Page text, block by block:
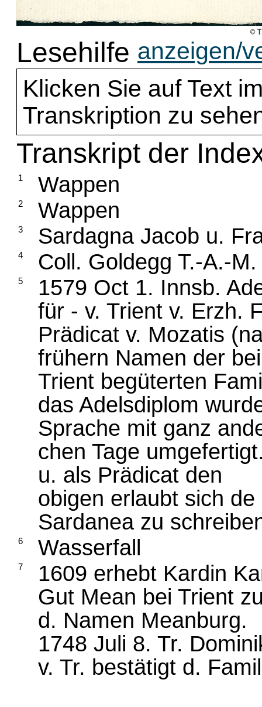
Lesehilfe anzeigen/
Klicken Sie auf Text
Transkription zu
Transkript der
1 Wappen
2 Wappen
3 Sardagna Jacob u.
4 Coll. Goldegg T.-A.-M.
5
1579 Oct 1. Innsb.
für - v. Trient v. Erzh.
Prädicat v. Mozatis
frühern Namen der
Trient begüterten
das Adelsdiplom
Sprache mit ganz
chen Tage
u. als Prädicat den
obigen erlaubt sich de
Sardanea zu
6 Wasserfall
7
1609 erhebt Kardin
Gut Mean bei Trient
d. Namen Meanburg.
1748 Juli 8. Tr.
v. Tr. bestätigt d.